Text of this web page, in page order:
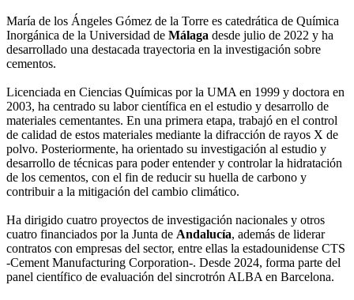
María de los Ángeles Gómez de la Torre es catedrática de Química
Inorgánica de la Universidad de Málaga desde julio de 2022 y ha
desarrollado una destacada trayectoria en la investigación sobre
cementos.
Licenciada en Ciencias Químicas por la UMA en 1999 y doctora en
2003, ha centrado su labor científica en el estudio y desarrollo de
materiales cementantes. En una primera etapa, trabajó en el control
de calidad de estos materiales mediante la difracción de rayos X de
polvo. Posteriormente, ha orientado su investigación al estudio y
desarrollo de técnicas para poder entender y controlar la hidratación
de los cementos, con el fin de reducir su huella de carbono y
contribuir a la mitigación del cambio climático.
Ha dirigido cuatro proyectos de investigación nacionales y otros
cuatro financiados por la Junta de Andalucía, además de liderar
contratos con empresas del sector, entre ellas la estadounidense CTS
-Cement Manufacturing Corporation-. Desde 2024, forma parte del
panel científico de evaluación del sincrotrón ALBA en Barcelona.